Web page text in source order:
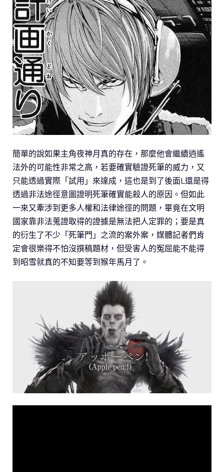
簡單的說如果主角夜神月真的存在，那麼他會繼續逍遙
法外的可能性非常之高，若要確實驗證死筆的威力，又
只能透過實際「試用」來達成，這也是到了後面L還是得
透過非法途徑意圖證明死筆確實能殺人的原因。但如此
一來又牽涉到更多人權和法律途徑的問題，畢竟在文明
國家靠非法蒐證取得的證據是無法把人定罪的；要是真
的衍生了不少「死筆門」之流的案外案，媒體記者們肯
定會很樂得不怕沒撰稿題材，但受害人的冤屈能不能得
到昭雪就真的不知要等到猴年馬月了。